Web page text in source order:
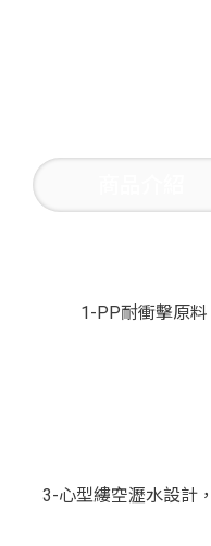
1-PP耐衝擊原
3-心型縷空瀝水設計